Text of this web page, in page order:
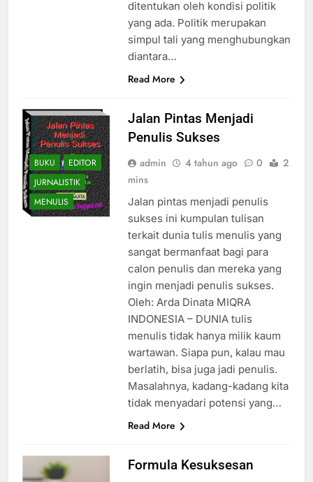
ditentukan oleh kondisi politik
yang ada. Politik merupakan
simpul tali yang menghubungkan
diantara…
Read More
BUKU
EDITOR
JURNALISTIK
MENULIS
Jalan Pintas Menjadi
Penulis Sukses
admin 4 tahun ago 0
2
mins
Jalan pintas menjadi penulis
sukses ini kumpulan tulisan
terkait dunia tulis menulis yang
sangat bermanfaat bagi para
calon penulis dan mereka yang
ingin menjadi penulis sukses.
Oleh: Arda Dinata MIQRA
INDONESIA – DUNIA tulis
menulis tidak hanya milik kaum
wartawan. Siapa pun, kalau mau
berlatih, bisa juga jadi penulis.
Masalahnya, kadang-kadang kita
tidak menyadari potensi yang…
Read More
Formula Kesuksesan